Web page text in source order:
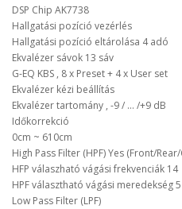
DSP Chip AK7738
Hallgatási pozíció vezérlés
Hallgatási pozíció eltárolása 4 adó
Ekvalézer sávok 13 sáv
G-EQ KBS , 8 x Preset + 4 x User set
Ekvalézer kézi beállítás
Ekvalézer tartomány , -9 / ... /+9 dB
Időkorrekció
0cm ~ 610cm
High Pass Filter (HPF) Yes (Front/
HFP válaszható vágási frekvenciák 14
HPF választható vágási meredekség
Low Pass Filter (LPF)